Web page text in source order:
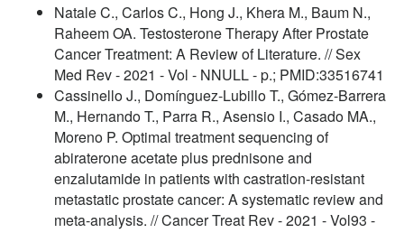
Natale C., Carlos C., Hong J., Khera M., Baum N.,
Raheem OA. Testosterone Therapy After Prostate
Cancer Treatment: A Review of Literature. // Sex
Med Rev - 2021 - Vol - NNULL - p.; PMID:33516741
Cassinello J., Domínguez-Lubillo T., Gómez-Barrera
M., Hernando T., Parra R., Asensio I., Casado MA.,
Moreno P. Optimal treatment sequencing of
abiraterone acetate plus prednisone and
enzalutamide in patients with castration-resistant
metastatic prostate cancer: A systematic review and
meta-analysis. // Cancer Treat Rev - 2021 - Vol93 -